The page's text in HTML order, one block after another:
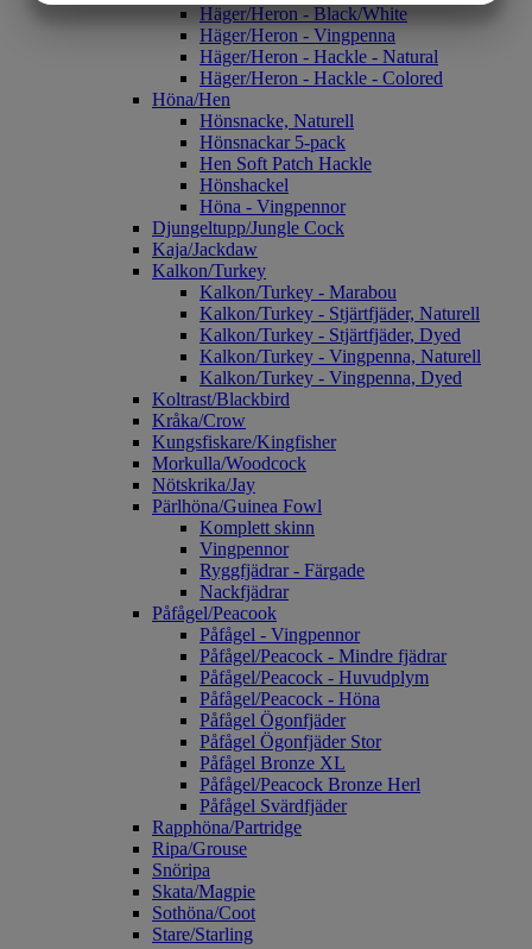
Häger/Heron - Black/White
Häger/Heron - Vingpenna
Häger/Heron - Hackle - Natural
Häger/Heron - Hackle - Colored
Höna/Hen
Hönsnacke, Naturell
Hönsnackar 5-pack
Hen Soft Patch Hackle
Hönshackel
Höna - Vingpennor
Djungeltupp/Jungle Cock
Kaja/Jackdaw
Kalkon/Turkey
Kalkon/Turkey - Marabou
Kalkon/Turkey - Stjärtfjäder, Naturell
Kalkon/Turkey - Stjärtfjäder, Dyed
Kalkon/Turkey - Vingpenna, Naturell
Kalkon/Turkey - Vingpenna, Dyed
Koltrast/Blackbird
Kråka/Crow
Kungsfiskare/Kingfisher
Morkulla/Woodcock
Nötskrika/Jay
Pärlhöna/Guinea Fowl
Komplett skinn
Vingpennor
Ryggfjädrar - Färgade
Nackfjädrar
Påfågel/Peacook
Påfågel - Vingpennor
Påfågel/Peacock - Mindre fjädrar
Påfågel/Peacock - Huvudplym
Påfågel/Peacock - Höna
Påfågel Ögonfjäder
Påfågel Ögonfjäder Stor
Påfågel Bronze XL
Påfågel/Peacock Bronze Herl
Påfågel Svärdfjäder
Rapphöna/Partridge
Ripa/Grouse
Snöripa
Skata/Magpie
Sothöna/Coot
Stare/Starling
MARKETING STATISTIK